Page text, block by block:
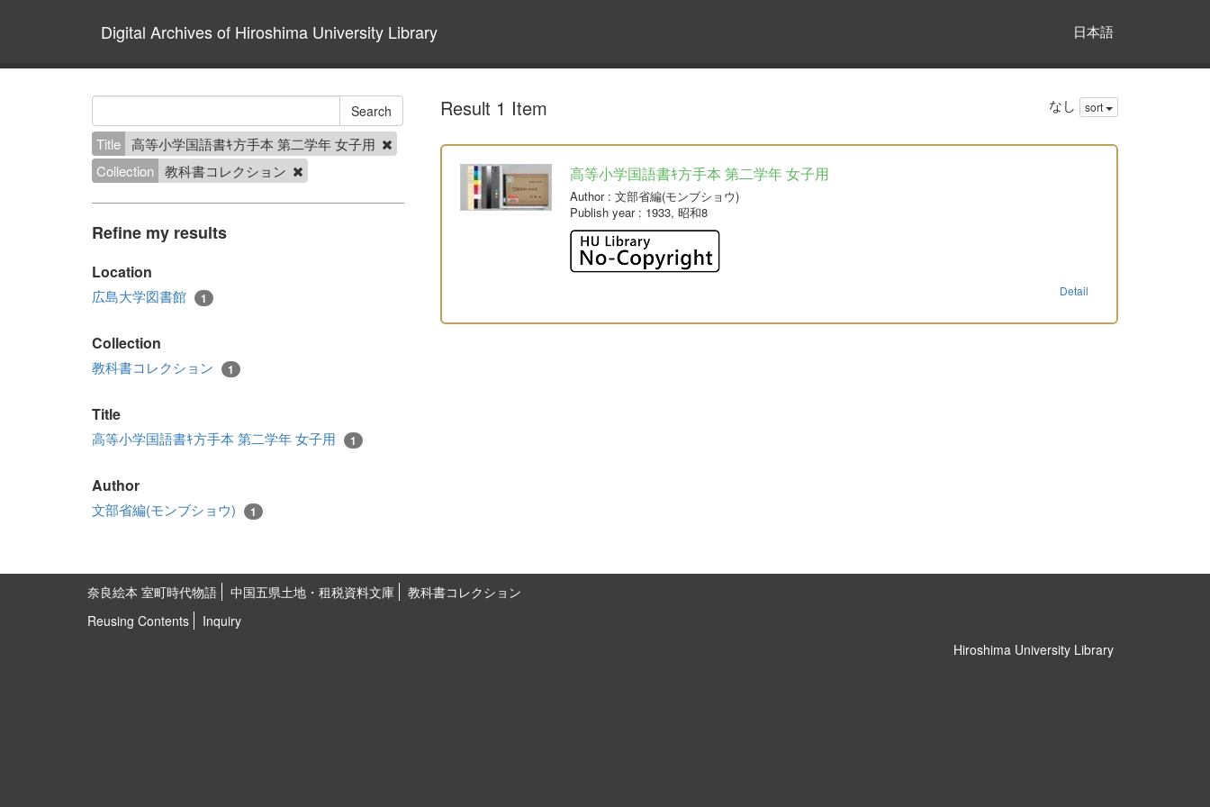
Digital Archives of Hiroshima University Library 日本語
Title 高等小学国語書ｷ方手本 第二学年 女子用
Collection 教科書コレクション
Refine my results
Location
広島大学図書館 1
Collection
教科書コレクション 1
Title
高等小学国語書ｷ方手本 第二学年 女子用 1
Author
文部省編(モンブショウ) 1
Result 1 Item なし sort
高等小学国語書ｷ方手本 第二学年 女子用
Author: 文部省編(モンブショウ)
Publish year: 1933, 昭和8
Detail
奈良絵本 室町時代物語 中国五県土地・租税資料文庫
教科書コレクション
Reusing Contents
Inquiry
Hiroshima University Library